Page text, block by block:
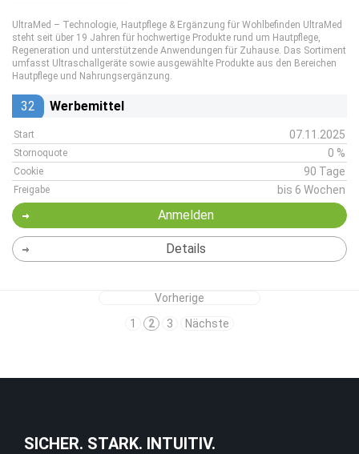
UltraMed – Technologie, Hautpflege & Ergänzung für Wohlbefinden UltraMed
steht seit über 19 Jahren für hochwertige Produkte rund um Hautpflege,
Regeneration und unterstützende Anwendungen für Zuhause. Das Sortiment
umfasst Ultraschallgeräte sowie ausgewählte Produkte aus den Bereichen
Hautpflege und Nahrungsergänzung.
32 Werbemittel
Start 07.11.2025
Stornoquote 0 %
Cookie 90 Tage
Freigabe bis 6 Wochen
Anmelden
Details
Vorherige
1
2 3 Nächste
SICHER. STARK. INTUITIV.